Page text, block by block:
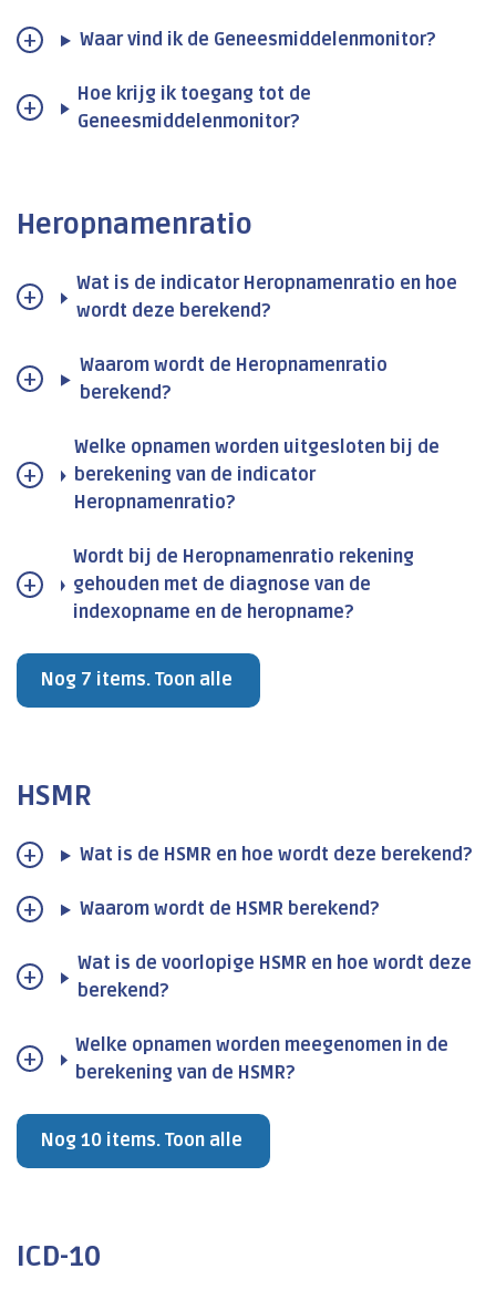
Waar vind ik de Geneesmiddelenmonitor?
Hoe krijg ik toegang tot de
Geneesmiddelenmonitor?
Heropnamenratio
Wat is de indicator Heropnamenratio en hoe
wordt deze berekend?
Waarom wordt de Heropnamenratio
berekend?
Welke opnamen worden uitgesloten bij de
berekening van de indicator
Heropnamenratio?
Wordt bij de Heropnamenratio rekening
gehouden met de diagnose van de
indexopname en de heropname?
Nog 7 items. Toon alle
HSMR
Wat is de HSMR en hoe wordt deze berekend?
Waarom wordt de HSMR berekend?
Wat is de voorlopige HSMR en hoe wordt deze
berekend?
Welke opnamen worden meegenomen in de
berekening van de HSMR?
Nog 10 items. Toon alle
ICD-10